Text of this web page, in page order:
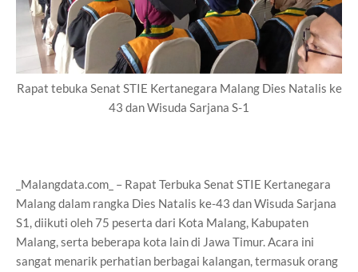
Rapat tebuka Senat STIE Kertanegara Malang Dies Natalis ke
43 dan Wisuda Sarjana S-1
_Malangdata.com_ – Rapat Terbuka Senat STIE Kertanegara
Malang dalam rangka Dies Natalis ke-43 dan Wisuda Sarjana
S1, diikuti oleh 75 peserta dari Kota Malang, Kabupaten
Malang, serta beberapa kota lain di Jawa Timur. Acara ini
sangat menarik perhatian berbagai kalangan, termasuk orang